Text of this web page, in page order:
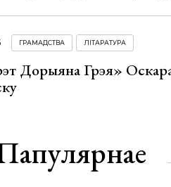
ГРАМАДСТВА ЛІТАРАТУРА
Дорыяна Грэя»